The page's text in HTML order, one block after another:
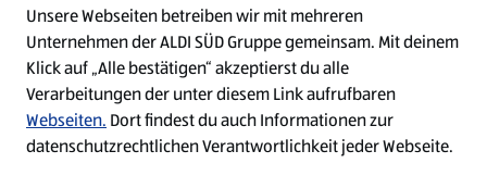
Refresh
Unsere Webseiten betreiben wir mit mehreren
Unternehmen der ALDI SÜD Gruppe gemeinsam. Mit deinem
Klick auf „Alle bestätigen“ akzeptierst du alle
Verarbeitungen der unter diesem Link aufrufbaren
Webseiten. Dort findest du auch Informationen zur
datenschutzrechtlichen Verantwortlichkeit jeder Webseite.